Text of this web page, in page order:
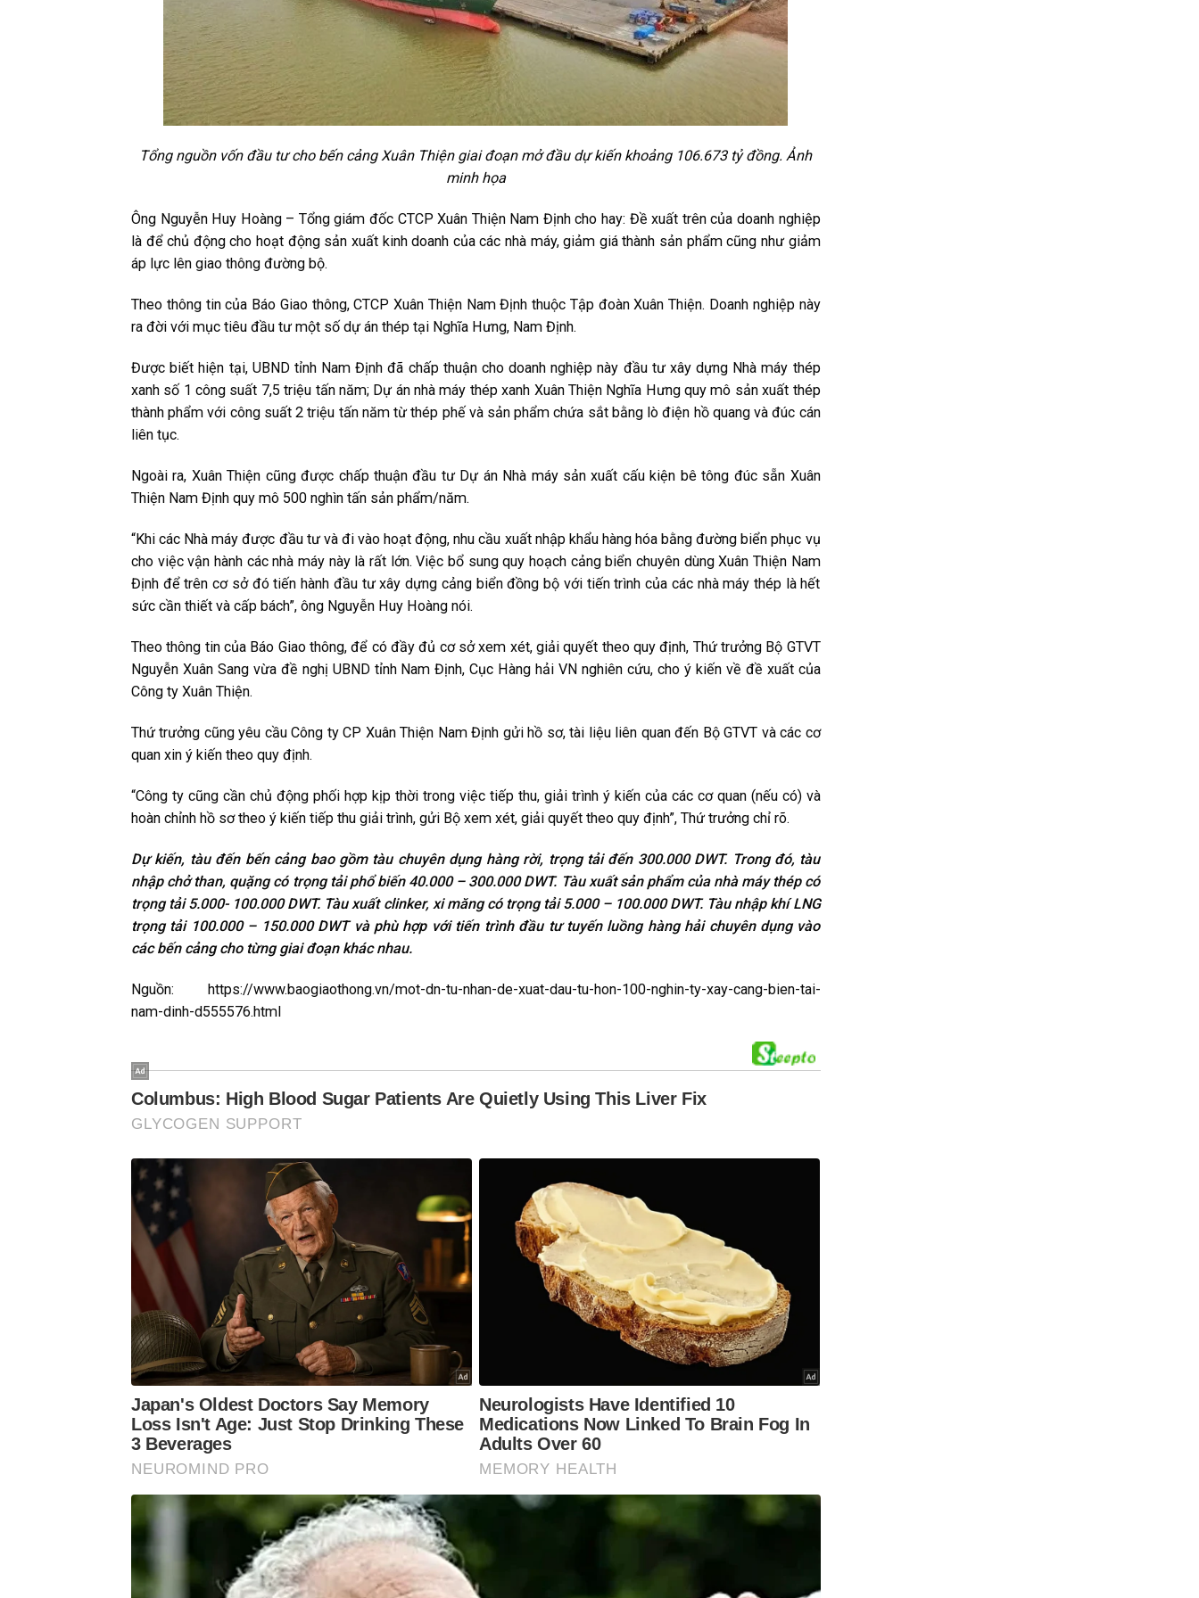
Tổng nguồn vốn đầu tư cho bến cảng Xuân Thiện giai đoạn mở đầu dự kiến khoảng 106.673 tỷ đồng. Ảnh
minh họa
Ông Nguyễn Huy Hoàng – Tổng giám đốc CTCP Xuân Thiện Nam Định cho hay: Đề xuất trên của doanh nghiệp
là để chủ động cho hoạt động sản xuất kinh doanh của các nhà máy, giảm giá thành sản phẩm cũng như giảm
áp lực lên giao thông đường bộ.
Theo thông tin của Báo Giao thông, CTCP Xuân Thiện Nam Định thuộc Tập đoàn Xuân Thiện. Doanh nghiệp này
ra đời với mục tiêu đầu tư một số dự án thép tại Nghĩa Hưng, Nam Định.
Được biết hiện tại, UBND tỉnh Nam Định đã chấp thuận cho doanh nghiệp này đầu tư xây dựng Nhà máy thép
xanh số 1 công suất 7,5 triệu tấn năm; Dự án nhà máy thép xanh Xuân Thiện Nghĩa Hưng quy mô sản xuất thép
thành phẩm với công suất 2 triệu tấn năm từ thép phế và sản phẩm chứa sắt bằng lò điện hồ quang và đúc cán
liên tục.
Ngoài ra, Xuân Thiện cũng được chấp thuận đầu tư Dự án Nhà máy sản xuất cấu kiện bê tông đúc sẵn Xuân
Thiện Nam Định quy mô 500 nghìn tấn sản phẩm/năm.
“Khi các Nhà máy được đầu tư và đi vào hoạt động, nhu cầu xuất nhập khẩu hàng hóa bằng đường biển phục vụ
cho việc vận hành các nhà máy này là rất lớn. Việc bổ sung quy hoạch cảng biển chuyên dùng Xuân Thiện Nam
Định để trên cơ sở đó tiến hành đầu tư xây dựng cảng biển đồng bộ với tiến trình của các nhà máy thép là hết
sức cần thiết và cấp bách”, ông Nguyễn Huy Hoàng nói.
Theo thông tin của Báo Giao thông, để có đầy đủ cơ sở xem xét, giải quyết theo quy định, Thứ trưởng Bộ GTVT
Nguyễn Xuân Sang vừa đề nghị UBND tỉnh Nam Định, Cục Hàng hải VN nghiên cứu, cho ý kiến về đề xuất của
Công ty Xuân Thiện.
Thứ trưởng cũng yêu cầu Công ty CP Xuân Thiện Nam Định gửi hồ sơ, tài liệu liên quan đến Bộ GTVT và các cơ
quan xin ý kiến theo quy định.
“Công ty cũng cần chủ động phối hợp kịp thời trong việc tiếp thu, giải trình ý kiến của các cơ quan (nếu có) và
hoàn chỉnh hồ sơ theo ý kiến tiếp thu giải trình, gửi Bộ xem xét, giải quyết theo quy định”, Thứ trưởng chỉ rõ.
Dự kiến, tàu đến bến cảng bao gồm tàu chuyên dụng hàng rời, trọng tải đến 300.000 DWT. Trong đó, tàu
nhập chở than, quặng có trọng tải phổ biến 40.000 – 300.000 DWT. Tàu xuất sản phẩm của nhà máy thép có
trọng tải 5.000- 100.000 DWT. Tàu xuất clinker, xi măng có trọng tải 5.000 – 100.000 DWT. Tàu nhập khí LNG
trọng tải 100.000 – 150.000 DWT và phù hợp với tiến trình đầu tư tuyến luồng hàng hải chuyên dụng vào
các bến cảng cho từng giai đoạn khác nhau.
Nguồn: https://www.baogiaothong.vn/mot-dn-tu-nhan-de-xuat-dau-tu-hon-100-nghin-ty-xay-cang-bien-tai-
nam-dinh-d555576.html